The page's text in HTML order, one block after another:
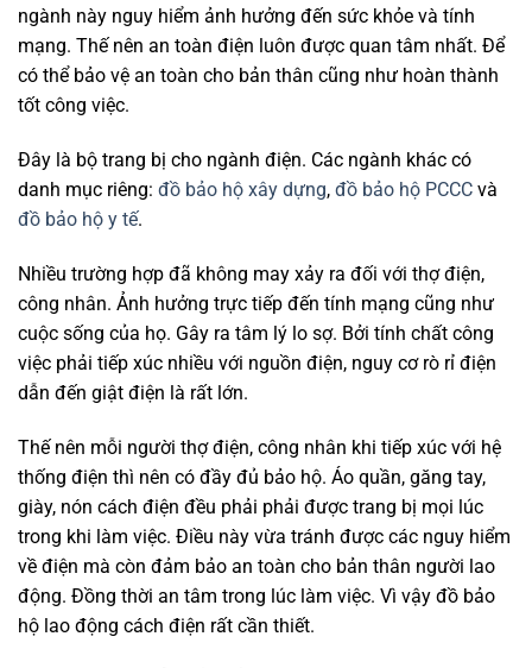
ngành này nguy hiểm ảnh hưởng đến sức khỏe và tính
mạng. Thế nên an toàn điện luôn được quan tâm nhất. Để
có thể bảo vệ an toàn cho bản thân cũng như hoàn thành
tốt công việc.
Đây là bộ trang bị cho ngành điện. Các ngành khác có
danh mục riêng: đồ bảo hộ xây dựng, đồ bảo hộ PCCC và
đồ bảo hộ y tế.
Nhiều trường hợp đã không may xảy ra đối với thợ điện,
công nhân. Ảnh hưởng trực tiếp đến tính mạng cũng như
cuộc sống của họ. Gây ra tâm lý lo sợ. Bởi tính chất công
việc phải tiếp xúc nhiều với nguồn điện, nguy cơ rò rỉ điện
dẫn đến giật điện là rất lớn.
Thế nên mỗi người thợ điện, công nhân khi tiếp xúc với hệ
thống điện thì nên có đầy đủ bảo hộ. Áo quần, găng tay,
giày, nón cách điện đều phải phải được trang bị mọi lúc
trong khi làm việc. Điều này vừa tránh được các nguy hiểm
về điện mà còn đảm bảo an toàn cho bản thân người lao
động. Đồng thời an tâm trong lúc làm việc. Vì vậy đồ bảo
hộ lao động cách điện rất cần thiết.